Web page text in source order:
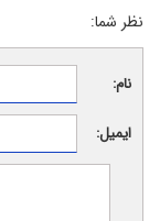
نظر شما:
نام:
ایمیل: